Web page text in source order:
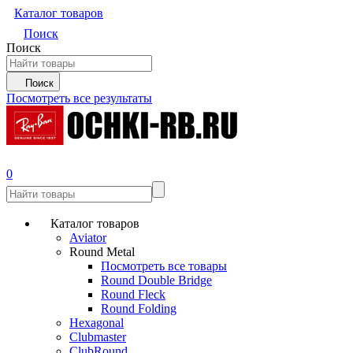
Каталог товаров
Поиск
Поиск
Поиск
Посмотреть все результаты
0
Каталог товаров
Aviator
Round Metal
Посмотреть все товары
Round Double Bridge
Round Fleck
Round Folding
Hexagonal
Clubmaster